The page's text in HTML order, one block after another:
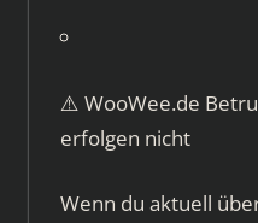
⚠️ WooWee.de
erfolgen nicht
Wenn du aktuell